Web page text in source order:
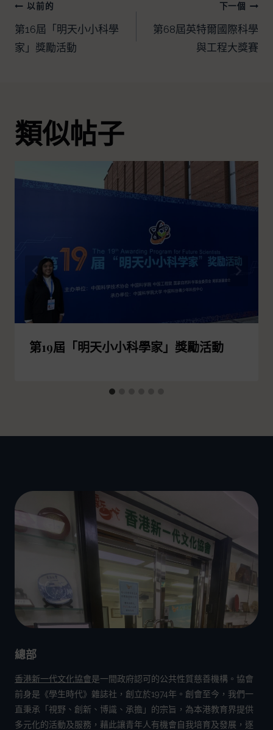
以前的
第16屆「明天小小科學
家」獎勵活動
下一個
第68屆英特爾國際科學
與工程大獎賽
類似帖子
第19屆「明天小小科學家」獎勵活動
總部
香港新一代文化協會是一間政府認可的公共性質慈善機構。協會
前身是《學生時代》雜誌社，創立於1974年。創會至今，我們一
直秉承「視野、創新、博識、承擔」的宗旨，為本港教育界提供
多元化的活動及服務，藉此讓青年人有機會自我培育及發展，逐